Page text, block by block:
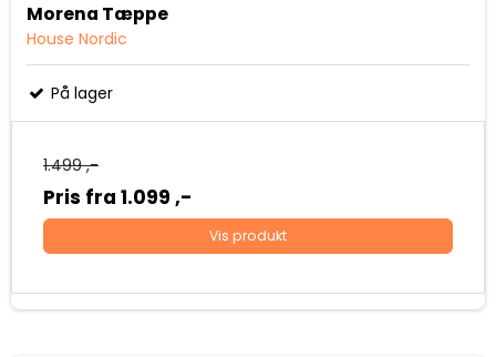
Morena Tæppe
House Nordic
På lager
1.499 ,-
Pris fra 1.099 ,-
Vis produkt